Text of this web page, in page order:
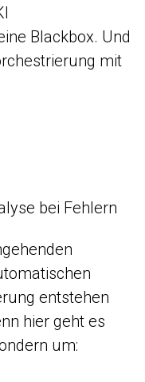
Blackbox. Und
mit
bei Fehlern
entstehen
hier geht es
um: